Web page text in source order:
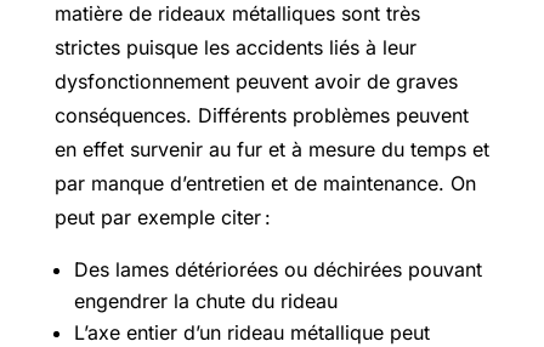
matière de rideaux métalliques sont très
strictes puisque les accidents liés à leur
dysfonctionnement peuvent avoir de graves
conséquences. Différents problèmes peuvent
en effet survenir au fur et à mesure du temps et
par manque d’entretien et de maintenance. On
peut par exemple citer :
Des lames détériorées ou déchirées pouvant
engendrer la chute du rideau
L’axe entier d’un rideau métallique peut